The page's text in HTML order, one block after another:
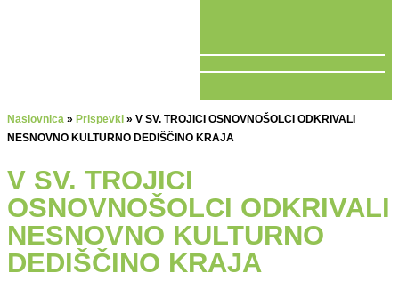
Naslovnica » Prispevki » V SV. TROJICI OSNOVNOŠOLCI ODKRIVALI
NESNOVNO KULTURNO DEDIŠČINO KRAJA
V SV. TROJICI
OSNOVNOŠOLCI ODKRIVALI
NESNOVNO KULTURNO
DEDIŠČINO KRAJA